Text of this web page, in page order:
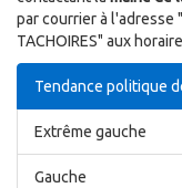
par courrier à l'adresse
TACHOIRES" aux
Tendance politique
Extrême gauche
Gauche